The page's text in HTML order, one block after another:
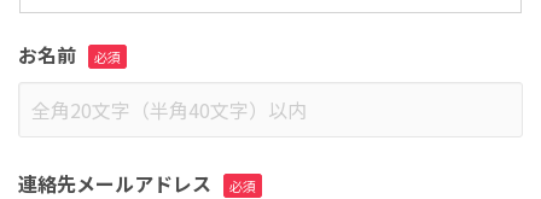
お名前
連絡先メールアドレス